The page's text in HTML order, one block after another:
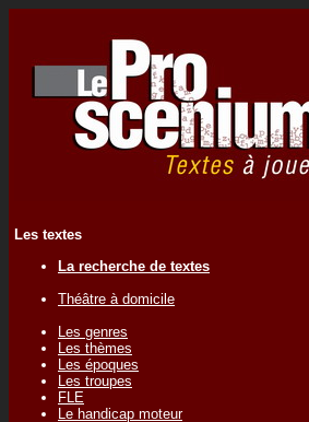
Les textes
La recherche de textes
Théâtre à domicile
Les genres
Les thèmes
Les époques
Les troupes
FLE
Le handicap moteur